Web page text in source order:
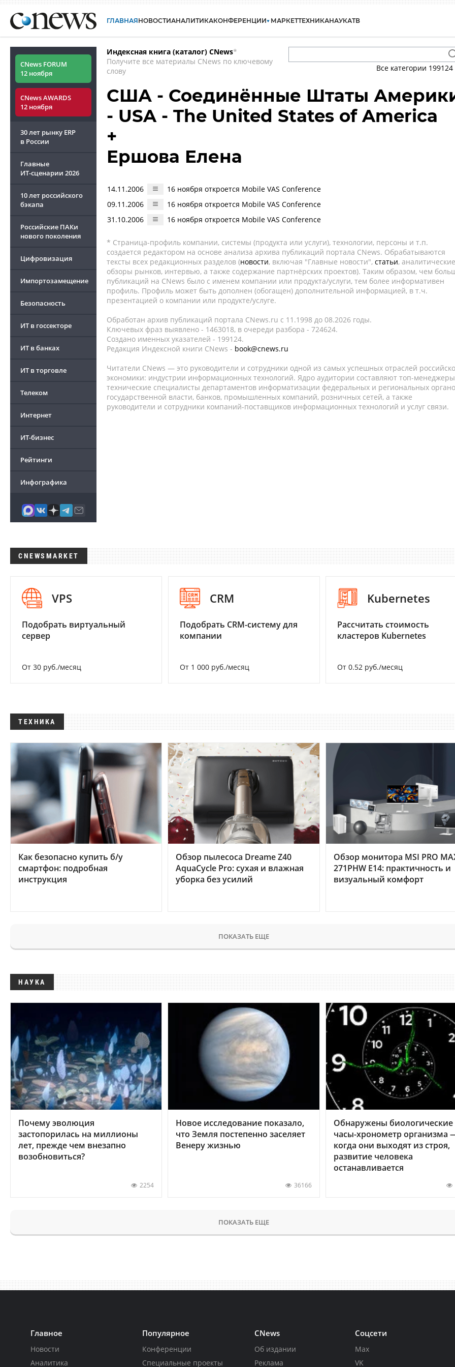
ГЛАВНАЯНОВОСТИАНАЛИТИКАКОНФЕРЕНЦИИ МАРКЕТТЕХНИКАНАУКАТВ
CNews FORUM
12 ноября
CNews AWARDS
12 ноября
30 лет рынку ERP
в России
Главные
ИТ-сценарии 2026
10 лет российского
бэкапа
Российские ПАКи
нового поколения
Цифровизация
Импортозамещение
Безопасность
ИТ в госсекторе
ИТ в банках
ИТ в торговле
Телеком
Интернет
ИТ-бизнес
Рейтинги
Инфографика
Индексная книга (каталог) CNews*
Получите все материалы CNews по ключевому
слову
Все категории 199124
США - Соединённые Штаты
- USA - The United States of America
+
Ершова Елена
14.11.2006
16 ноября откроется Mobile VAS Conference
09.11.2006
16 ноября откроется Mobile VAS Conference
31.10.2006
16 ноября откроется Mobile VAS Conference
* Страница-профиль компании, системы (продукта или услуги), технологии, персоны и т.п.
создается редактором на основе анализа архива публикаций портала CNews. Обрабатываются
тексты всех редакционных разделов (новости, включая "Главные новости", статьи, аналитические
обзоры рынков, интервью, а также содержание партнёрских проектов). Таким образом, чем
публикаций на CNews было с именем компании или продукта/услуги, тем более информативен
профиль. Профиль может быть дополнен (обогащен) дополнительной информацией, в т.ч.
презентацией о компании или продукте/услуге.
Обработан архив публикаций портала CNews.ru c 11.1998 до 08.2026 годы.
Ключевых фраз выявлено - 1463018, в очереди разбора - 724624.
Создано именных указателей - 199124.
Редакция Индексной книги CNews - book@cnews.ru
Читатели CNews — это руководители и сотрудники одной из самых успешных отраслей
экономики: индустрии информационных технологий. Ядро аудитории составляют топ-
технические специалисты департаментов информатизации федеральных и региональных
государственной власти, банков, промышленных компаний, розничных сетей, а также
руководители и сотрудники компаний-поставщиков информационных технологий и услуг связи.
CNEWSMARKET
VPS
Подобрать виртуальный
сервер
От 30 руб./месяц
CRM
Подобрать CRM-систему для
компании
От 1 000 руб./месяц
Kubernetes
Рассчитать стоимость
кластеров Kubernetes
От 0.52 руб./месяц
ТЕХНИКА
Как безопасно купить б/у
смартфон: подробная
инструкция
Обзор пылесоса Dreame Z40
AquaCycle Pro: сухая и влажная
уборка без усилий
Обзор монитора MSI PRO
271PHW E14: практичность и
визуальный комфорт
ПОКАЗАТЬ ЕЩЕ
НАУКА
Почему эволюция
застопорилась на миллионы
лет, прежде чем внезапно
возобновиться?
2254
Новое исследование показало,
что Земля постепенно заселяет
Венеру жизнью
36166
Обнаружены биологические
часы-хронометр организма
когда они выходят из строя,
развитие человека
останавливается
ПОКАЗАТЬ ЕЩЕ
Главное
Новости
Аналитика
Популярное
Конференции
Специальные проекты
CNews
Об издании
Реклама
Соцсети
Max
VK